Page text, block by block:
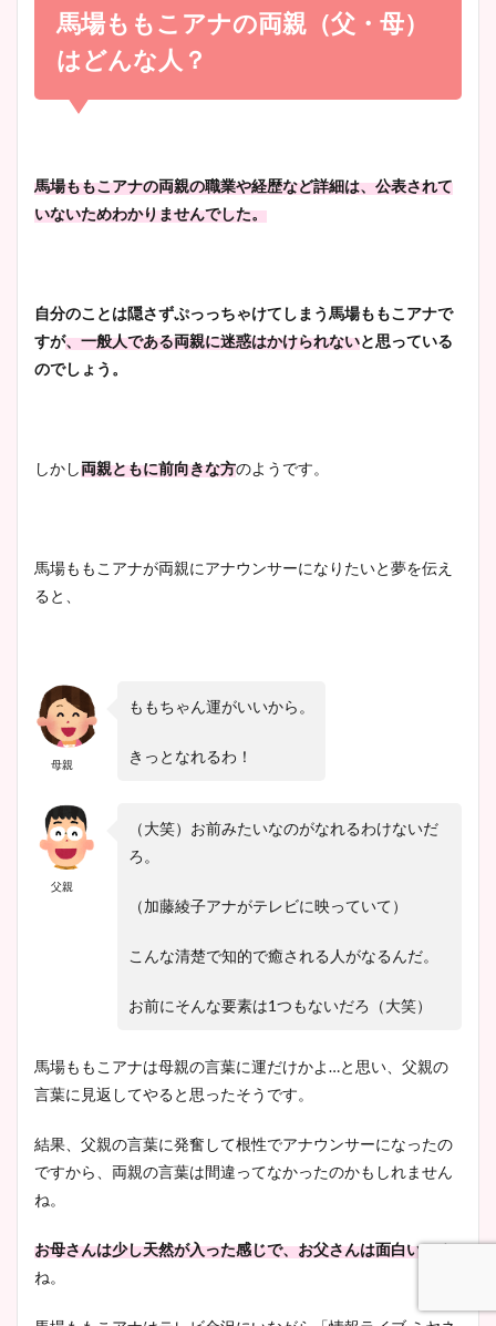
宇賀神メグアナのニット画像
池谷実悠アナのメガネ画像が
かわいい！カップや水着姿も
め！足が美脚でニット衣装も
かわいい！
wikiプロフもチェック！
プ画像まとめ！同期や実家に
wikiプロフも！
ニット衣装まとめ！美足の筋
調査！
まとめ！足も美脚でカップも
池谷実悠アナのメガネ画像が
かわいい！カップや水着姿も
まとめた！
馬場ももこアナの両親（父・母）
はどんな人？
馬場ももこアナの両親の職業や経歴など詳細は、公表されて
いないためわかりませんでした。
自分のことは隠さずぷっっちゃけてしまう馬場ももこアナで
すが、一般人である両親に迷惑はかけられないと思っている
のでしょう。
しかし両親ともに前向きな方のようです。
馬場ももこアナが両親にアナウンサーになりたいと夢を伝え
ると、
母親
ももちゃん運がいいから。
きっとなれるわ！
父親
（大笑）お前みたいなのがなれるわけないだ
ろ。
（加藤綾子アナがテレビに映っていて）
こんな清楚で知的で癒される人がなるんだ。
お前にそんな要素は1つもないだろ（大笑）
馬場ももこアナは母親の言葉に運だけかよ…と思い、父親の
言葉に見返してやると思ったそうです。
結果、父親の言葉に発奮して根性でアナウンサーになったの
ですから、両親の言葉は間違ってなかったのかもしれません
ね。
お母さんは少し天然が入った感じで、お父さんは面白いです
ね。